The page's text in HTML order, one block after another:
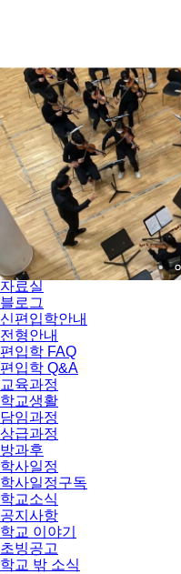
서울자유발도르프학교
학교소개
교육이념 및 교사 소개
오시는 길
자료실
블로그
신편입학안내
전형안내
편입학 FAQ
편입학 Q&A
교육과정
학교생활
담임과정
상급과정
방과후
학사일정
학사일정구독
학교소식
공지사항
학교 이야기
초빙공고
학교 밖 소식